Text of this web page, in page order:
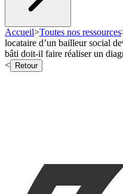
Accueil>Toutes nos ressources
locataire d’un bailleur social
bâti doit-il faire réaliser un
<
Retour